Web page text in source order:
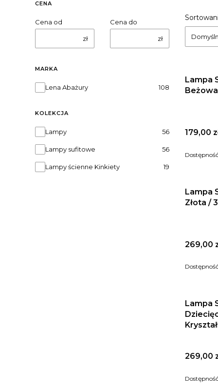
CENA
Cena od
zł
Cena do
zł
MARKA
MarkaLena Abażury 108
KOLEKCJA
Kolekcja
Lampy 56
Lampy sufitowe 56
Lampy ścienne Kinkiety 19
Lista
Lampa
Cena
179,00
Lampa
Złota /
Cena
269,00
Lampa
Cena
269,00